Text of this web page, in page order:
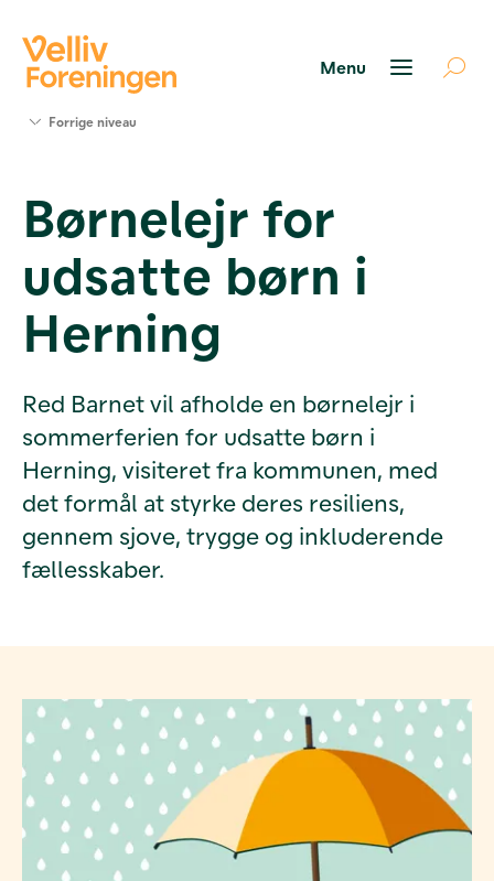
Værktøjer
og viden
Om Velliv
Foreningen
os
Forrige niveau
Børnelejr for
udsatte børn i
Herning
Red Barnet vil afholde en børnelejr i
sommerferien for udsatte børn i
Herning, visiteret fra kommunen, med
det formål at styrke deres resiliens,
gennem sjove, trygge og inkluderende
fællesskaber.